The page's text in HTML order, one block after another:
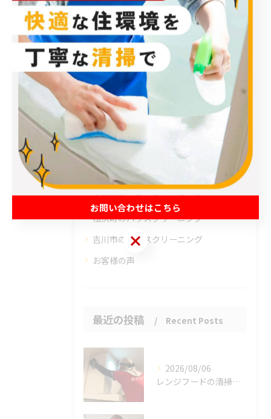
#越谷市
カテゴリー Categories
全てのカテゴリー
春日部市のハウスクリーニング
草加市のハウスクリーニング
松伏町のハウスクリーニング
吉川市のハウスクリーニング
お客様の声
最近の投稿 Recent Posts
2026/08/06
レンジフードの清掃、忘れていませんか？
お問い合わせはこちら
お問い合わせはこちら